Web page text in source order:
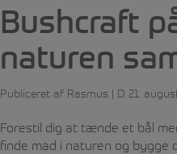
Bushcraft
naturen
Publiceret af Rasmus | D. 21.
Forestil dig at tænde et bål
finde mad i naturen og bygge